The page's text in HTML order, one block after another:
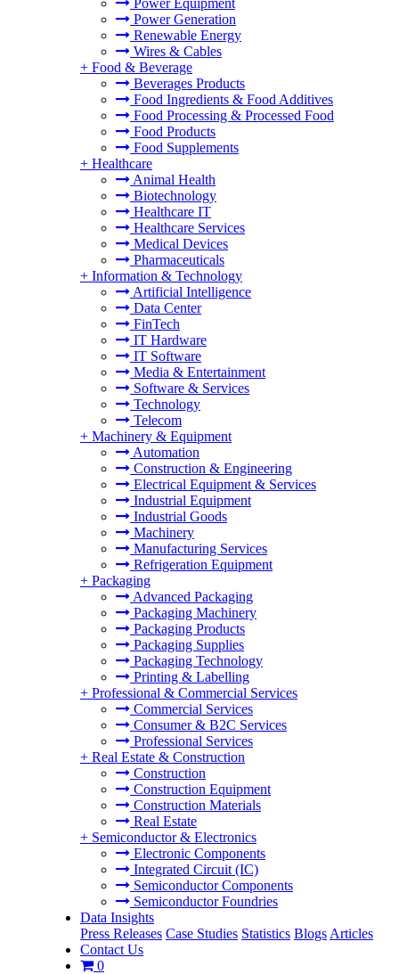
Power Equipment
Power Generation
Renewable Energy
Wires & Cables
+ Food & Beverage
Beverages Products
Food Ingredients & Food Additives
Food Processing & Processed Food
Food Products
Food Supplements
+ Healthcare
Animal Health
Biotechnology
Healthcare IT
Healthcare Services
Medical Devices
Pharmaceuticals
+ Information & Technology
Artificial Intelligence
Data Center
FinTech
IT Hardware
IT Software
Media & Entertainment
Software & Services
Technology
Telecom
+ Machinery & Equipment
Automation
Construction & Engineering
Electrical Equipment & Services
Industrial Equipment
Industrial Goods
Machinery
Manufacturing Services
Refrigeration Equipment
+ Packaging
Advanced Packaging
Packaging Machinery
Packaging Products
Packaging Supplies
Packaging Technology
Printing & Labelling
+ Professional & Commercial Services
Commercial Services
Consumer & B2C Services
Professional Services
+ Real Estate & Construction
Construction
Construction Equipment
Construction Materials
Real Estate
+ Semiconductor & Electronics
Electronic Components
Integrated Circuit (IC)
Semiconductor Components
Semiconductor Foundries
Data Insights
Press Releases Case Studies Statistics Blogs Articles
Contact Us
0